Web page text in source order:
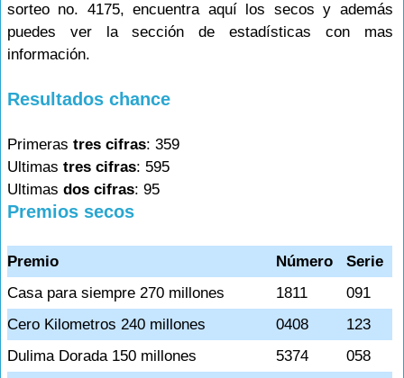
sorteo no. 4175, encuentra aquí los secos y además
puedes ver la sección de estadísticas con mas
información.
Resultados chance
Primeras tres cifras: 359
Ultimas tres cifras: 595
Ultimas dos cifras: 95
Premios secos
Premio Número
Serie
Casa para siempre 270 millones
1811
091
Cero Kilometros 240 millones
0408
123
Dulima Dorada 150 millones
5374
058